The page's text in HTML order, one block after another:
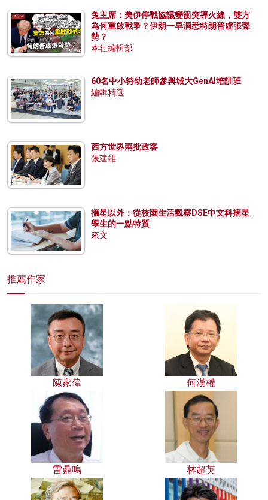
兔主席：美伊停戰協議變衝突導火線，雙方
為何重啟戰爭？伊朗一早洞悉特朗普虛張聲
勢？
本社編輯部
60名中小特幼老師參與城大GenAI培訓班
編輯精選
西方世界兩批政客
張建雄
摘星以外：從校園生活觀察DSE中文科摘星
學生的一點特質
來文
推薦作家
陳家偉 何漢權
雷鼎鳴 林超英